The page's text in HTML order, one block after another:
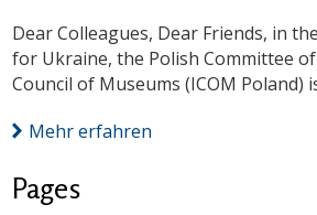
Dear Colleagues, Dear Friends, in
for Ukraine, the Polish Committee
Council of Museums (ICOM Poland)
Mehr erfahren
Pages